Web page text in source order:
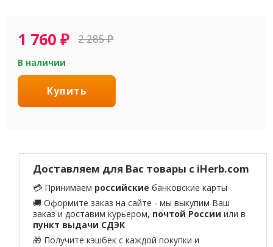
1 760₽ 2 285₽
В наличии
Купить
Доставляем для Вас товары с iHerb.com
💳 Принимаем российские банковские карты
🚚 Оформите заказ на сайте - мы выкупим Ваш
заказ и доставим курьером, почтой России или в
пункт выдачи СДЭК
🎁 Получите кэшбек с каждой покупки и